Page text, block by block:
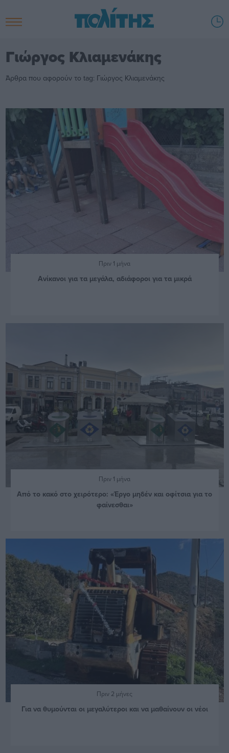
Γιώργος Κλιαμενάκης
Άρθρα που αφορούν το tag: Γιώργος Κλιαμενάκης
Πριν 1 μήνα
Ανίκανοι για τα μεγάλα, αδιάφοροι για τα μικρά
Πριν 1 μήνα
Από το κακό στο χειρότερο: «Έργο μηδέν και οφίτσια για το
φαίνεσθαι»
Πριν 2 μήνες
Για να θυμούνται οι μεγαλύτεροι και να μαθαίνουν οι νέοι